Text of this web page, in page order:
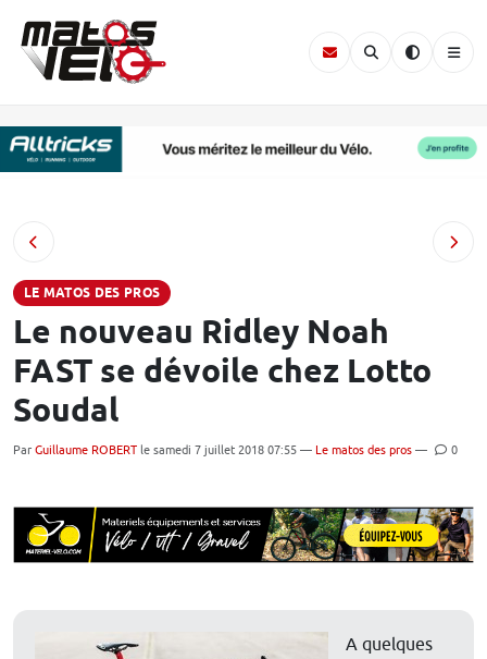
LE MATOS DES PROS
Le nouveau Ridley Noah
FAST se dévoile chez Lotto
Soudal
Par Guillaume ROBERT le samedi 7 juillet 2018 07:55 — Le matos des pros — 0
A quelques